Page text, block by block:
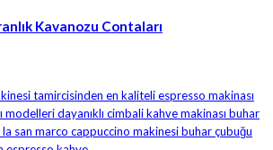
Kavanozu Contaları